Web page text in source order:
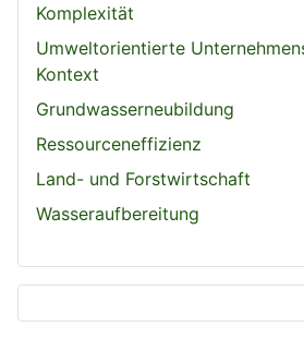
Komplexität
Umweltorientierte
Kontext
Grundwasserneubildung
Ressourceneffizienz
Land- und Forstwirtschaft
Wasseraufbereitung